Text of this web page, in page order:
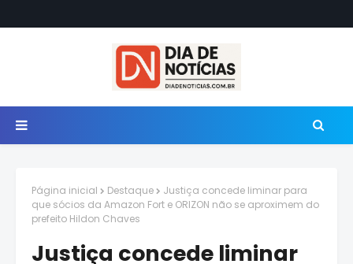
Página inicial Destaque
Justiça concede liminar para
que sócios da Amazon Fort e ORIZON não se aproximem do
prefeito Hildon Chaves
Justiça concede liminar